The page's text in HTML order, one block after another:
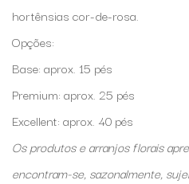
hortênsias cor-de-rosa.
Opções:
Base: aprox. 15 pés
Premium: aprox. 25 pés
Excellent: aprox. 40 pés
Os produtos e arranjos florais
encontram-se, sazonalmente,